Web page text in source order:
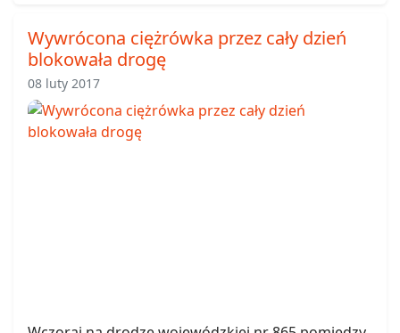
Wywrócona ciężrówka przez cały dzień
blokowała drogę
08 luty 2017